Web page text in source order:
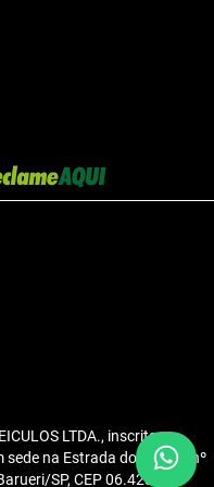
LTDA., inscrita no
na Estrada dos Alpes, nº
SP, CEP 06.423-080